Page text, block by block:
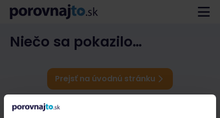
Niečo sa pokazilo…
Prejsť na úvodnú stránku